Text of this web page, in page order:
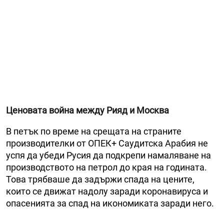
Ценовата война между Рияд и Москва
В петък по време на срещата на страните
производителки от ОПЕК+ Саудитска Арабия не
успя да убеди Русия да подкрепи намаляване на
производството на петрол до края на годината.
Това трябваше да задържи спада на цените,
които се движат надолу заради коронавируса и
опасенията за спад на икономиката заради него.